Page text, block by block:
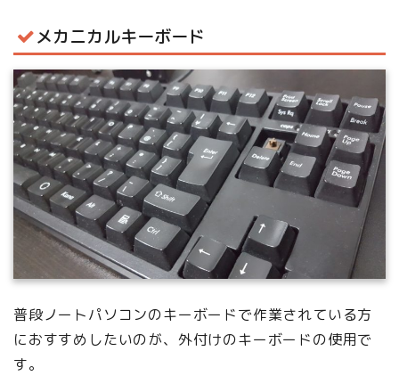
メカニカルキーボード
普段ノートパソコンのキーボードで作業されている方
におすすめしたいのが、外付けのキーボードの使用で
す。